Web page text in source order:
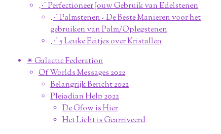
⋰ Perfectioneer Jouw Gebruik van Edelstenen
⋰ Palmstenen - De Beste Manieren voor het
gebruiken van Palm/Oplegstenen
⋰ 5 Leuke Feitjes over Kristallen
✴︎ Galactic Federation
Of Worlds Messages 2022
Belangrijk Bericht 2022
Pleiadian Help 2022
De Gfow is Hier
Het Licht is Gearriveerd